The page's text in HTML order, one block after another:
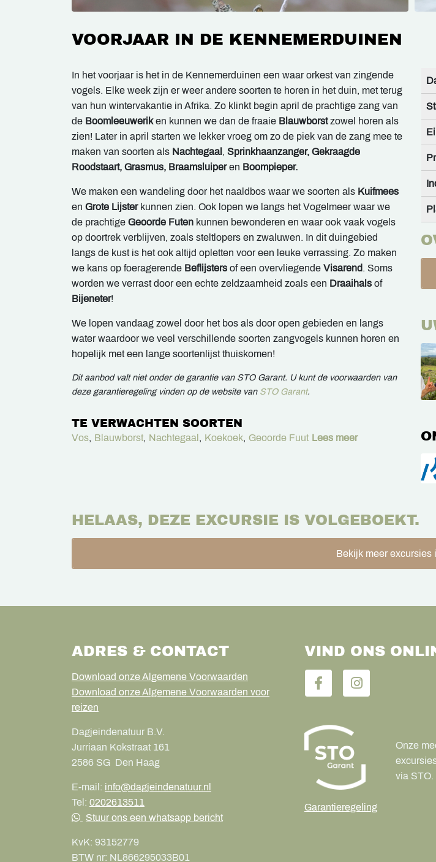
VOORJAAR IN DE KENNEMERDUINEN
In het voorjaar is het in de Kennemerduinen een waar orkest van zingende
vogels. Elke week zijn er weer andere soorten te horen in het duin, met terug
van hun wintervakantie in Afrika. Zo klinkt begin april de prachtige zang van
de Boomleeuweriken kunnen we dan de fraaie Blauwborstzowel horen als
zien! Later in april starten we lekker vroeg om zo de piek van de zang mee te
maken van soorten als Nachtegaal , Sprinkhaanzanger, Gekraagde
Roodstaart, Grasmus, Braamsluiperen Boompieper.
We maken een wandeling door het naaldbos waar we soorten als Kuifmees
en Grote Lijsterkunnen zien. Ook lopen we langs het Vogelmeer waar we
de prachtige Geoorde Futen kunnen bewonderen en waar ook vaak vogels
op doortrek verblijven, zoals steltlopers en zwaluwen. In dit duingebied
langs de kust is het ook altijd opletten voor een leuke verrassing. Zo maken
we kans op foeragerende Beflijsters of een overvliegende Visarend. Soms
worden we verrast door een echte zeldzaamheid zoals een Draaihals of
Bijeneter!
We lopen vandaag zowel door het bos als door open gebieden en langs
water waardoor we veel verschillende soorten zangvogels kunnen horen en
hopelijk met een lange soortenlijst thuiskomen!
Dit aanbod valt niet onder de garantie van STO Garant. U kunt de voorwaarden van
deze garantieregeling vinden op de website van STO Garant.
TE VERWACHTEN SOORTEN
Vos, Blauwborst, Nachtegaal , Koekoek, Geoorde Fuut Lees meer
HELAAS, DEZE EXCURSIE IS VOLGEBOEKT.
Bekijk meer excursies
ADRES & CONTACT
Download onze Algemene Voorwaarden
Download onze Algemene Voorwaarden voor
reizen
Dagjeindenatuur B.V.
Jurriaan Kokstraat 161
2586 SG Den Haag
E-mail: info@dagjeindenatuur.nl
Tel: 0202613511
Stuur ons een whatsapp bericht
KvK: 93152779
BTW nr: NL866295033B01
VIND ONS
Garantieregeling
Onze
via STO.